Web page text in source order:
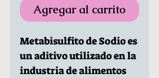
Agregar al carrito
Metabisulfito de Sodio es
un aditivo utilizado en la
industria de alimentos